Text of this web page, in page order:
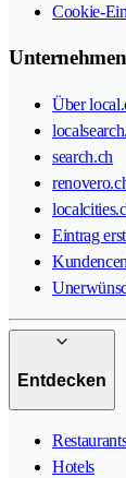
Cookie-
Unternehmen
Über
search.ch
Eintrag
Entdecken
Hotels